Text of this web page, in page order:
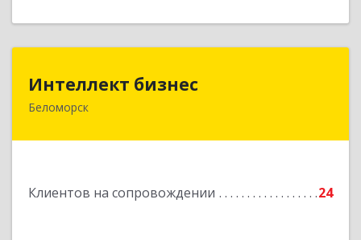
Интеллект бизнес
Беломорск
Клиентов на сопровождении 24